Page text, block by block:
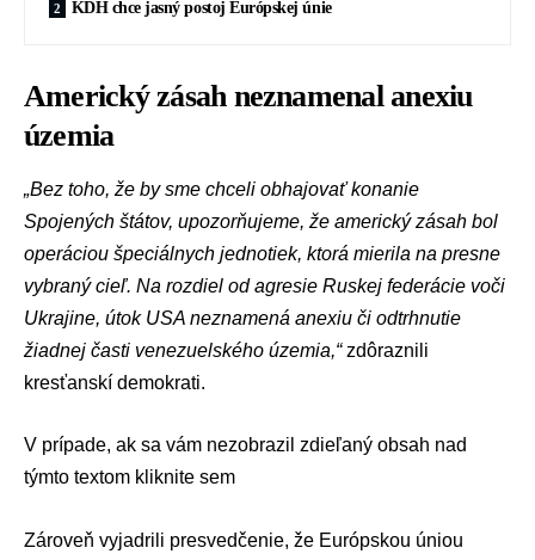
KDH chce jasný postoj Európskej únie
Americký zásah neznamenal anexiu
územia
„Bez toho, že by sme chceli obhajovať konanie
Spojených štátov, upozorňujeme, že americký zásah bol
operáciou špeciálnych jednotiek, ktorá mierila na presne
vybraný cieľ. Na rozdiel od agresie Ruskej federácie voči
Ukrajine, útok USA neznamená anexiu či odtrhnutie
žiadnej časti venezuelského územia,“zdôraznili
kresťanskí demokrati.
V prípade, ak sa vám nezobrazil zdieľaný obsah nad
týmto textom kliknite sem
Zároveň vyjadrili presvedčenie, že Európskou úniou